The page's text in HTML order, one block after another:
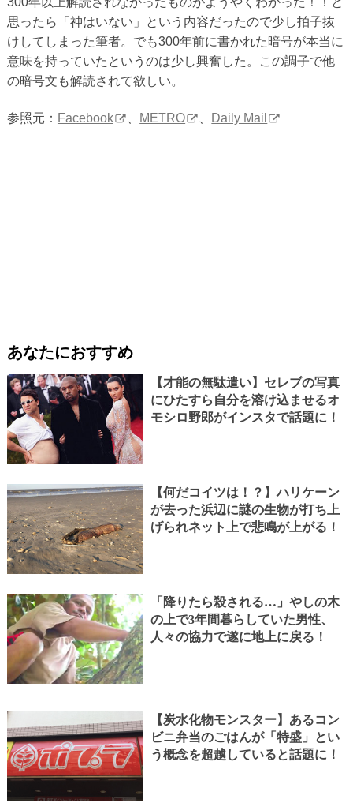
思ったら「神はいない」という内容だったので少し拍子抜
けしてしまった筆者。でも300年前に書かれた暗号が本当に
意味を持っていたというのは少し興奮した。この調子で他
の暗号文も解読されて欲しい。
参照元： Facebook METRO Daily Mail
あなたにおすすめ
【才能の無駄遣い】セレブの写真
にひたすら自分を溶け込ませるオ
モシロ野郎がインスタで話題に！
【何だコイツは！？】ハリケーン
が去った浜辺に謎の生物が打ち上
げられネット上で悲鳴が上がる！
「降りたら殺される…」やしの木
の上で3年間暮らしていた男性、
人々の協力で遂に地上に戻る！
【炭水化物モンスター】あるコン
ビニ弁当のごはんが「特盛」とい
う概念を超越していると話題に！